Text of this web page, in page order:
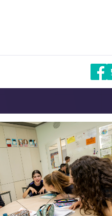
aan de slag kunnen met